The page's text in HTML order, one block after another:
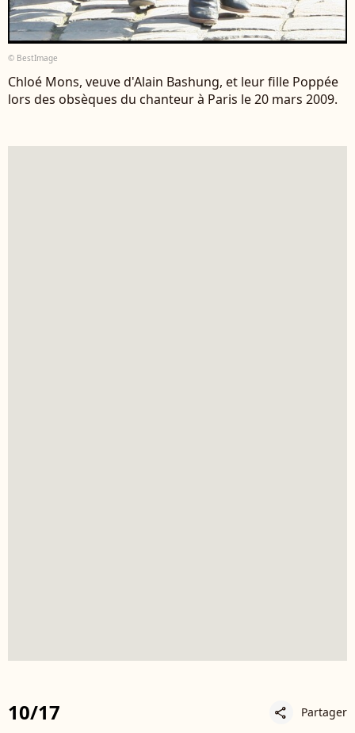
© BestImage
Chloé Mons, veuve d'Alain Bashung, et leur fille Poppée
lors des obsèques du chanteur à Paris le 20 mars 2009.
10/17 share Partager